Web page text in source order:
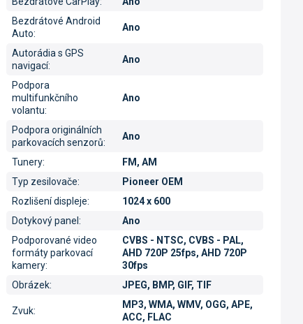
Bezdrátové Android
Auto:
Ano
Autorádia s GPS
navigací:
Ano
Podpora
multifunkčního
volantu:
Ano
Podpora originálních
parkovacích senzorů:
Ano
Tunery:
FM, AM
Typ zesilovače:
Pioneer OEM
Rozlišení displeje:
1024 x 600
Dotykový panel:
Ano
Podporované video
formáty parkovací
kamery:
CVBS - NTSC, CVBS - PAL,
AHD 720P 25fps, AHD 720P
30fps
Obrázek: JPEG, BMP, GIF, TIF
Zvuk:
MP3, WMA, WMV, OGG, APE,
ACC, FLAC